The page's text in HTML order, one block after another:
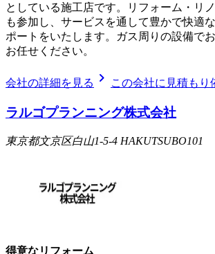
としている施工店です。リフォーム・リ
も参加し、サービスを通して豊かで快適
ポートをいたします。ガス周りの設備で
お任せください。
会社の詳細を見る chevron_right この会社に見積もり
ラルゴプランニング株式会社
東京都文京区白山1-5-4 HAKUTSUBO101
得意なリフォーム